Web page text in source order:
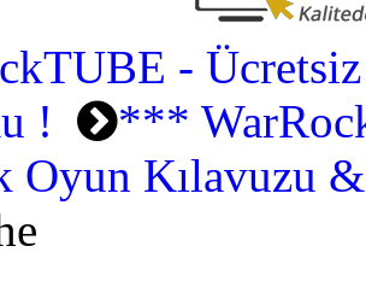
-
!
***
Oyun Kılavuzu